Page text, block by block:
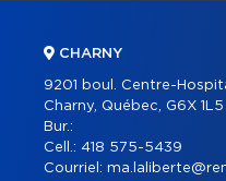
CHARNY
9201 boul. Centre-
Charny, Québec, G6X 1L5
Bur.:
Cell.: 418 575-5439
Courriel: